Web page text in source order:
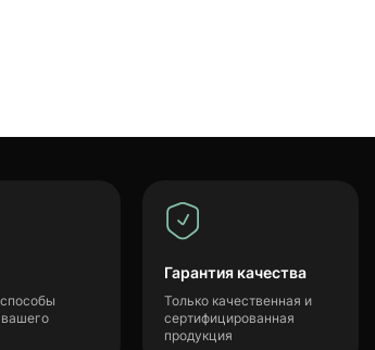
Гарантия качества
Только качественная и
сертифицированная
продукция